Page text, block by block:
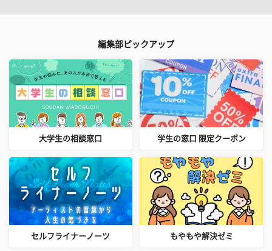
編集部ピックアップ
大学生の相談窓口 学生の窓口 限定クーポン
セルフライナーノーツ もやもや解決ゼミ